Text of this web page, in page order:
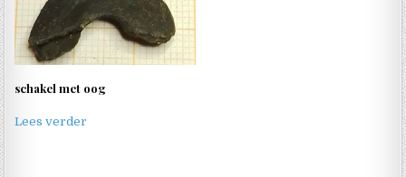
schakel met oog
Lees verder